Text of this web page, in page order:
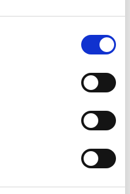
právo a ekonomie
a detailní